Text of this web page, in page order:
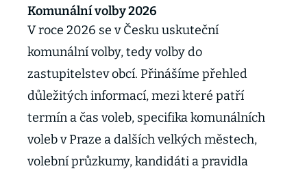
Komunální volby 2026
V roce 2026 se v Česku uskuteční
komunální volby, tedy volby do
zastupitelstev obcí. Přinášíme přehled
důležitých informací, mezi které patří
termín a čas voleb, specifika komunálních
voleb v Praze a dalších velkých městech,
volební průzkumy, kandidáti a pravidla